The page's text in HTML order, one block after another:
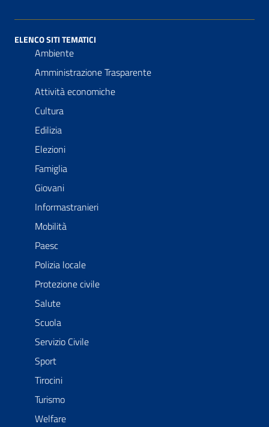
ELENCO SITI TEMATICI
Ambiente
Amministrazione Trasparente
Attività economiche
Cultura
Edilizia
Elezioni
Famiglia
Giovani
Informastranieri
Mobilità
Paesc
Polizia locale
Protezione civile
Salute
Scuola
Servizio Civile
Sport
Tirocini
Turismo
Welfare